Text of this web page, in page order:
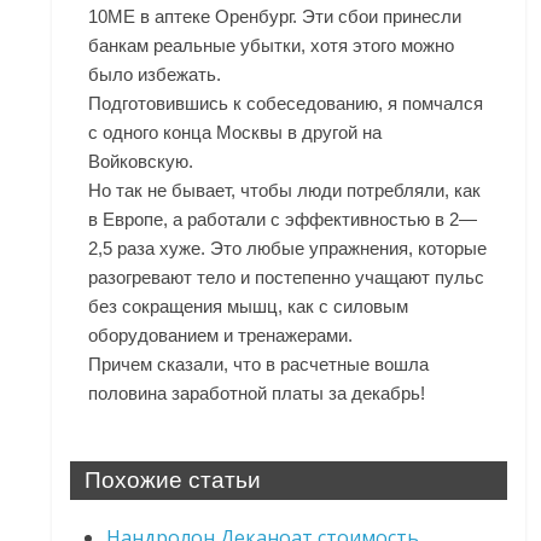
10ME в аптеке Оренбург. Эти сбои принесли
банкам реальные убытки, хотя этого можно
было избежать.
Подготовившись к собеседованию, я помчался
с одного конца Москвы в другой на
Войковскую.
Но так не бывает, чтобы люди потребляли, как
в Европе, а работали с эффективностью в 2—
2,5 раза хуже. Это любые упражнения, которые
разогревают тело и постепенно учащают пульс
без сокращения мышц, как с силовым
оборудованием и тренажерами.
Причем сказали, что в расчетные вошла
половина заработной платы за декабрь!
Похожие статьи